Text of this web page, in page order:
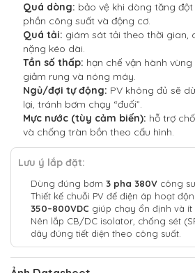
Quá dòng: bảo vệ khi dòng tăng
phần công suất và động cơ.
Quá tải: giám sát tải theo thời gian,
nặng kéo dài.
Tần số thấp: hạn chế vận hành
giảm rung và nóng máy.
Ngủ/đợi tự động: PV không đủ sẽ
lại, tránh bơm chạy “đuối”.
Mực nước (tùy cảm biến): hỗ trợ
và chống tràn bồn theo cấu hình.
Lưu ý lắp đặt:
Dùng đúng bơm 3 pha 380V công
Thiết kế chuỗi PV để điện áp hoạt
350–800VDC giúp chạy ổn định và ít
Nên lắp CB/DC isolator, chống sét
dây đúng tiết diện theo công suất.